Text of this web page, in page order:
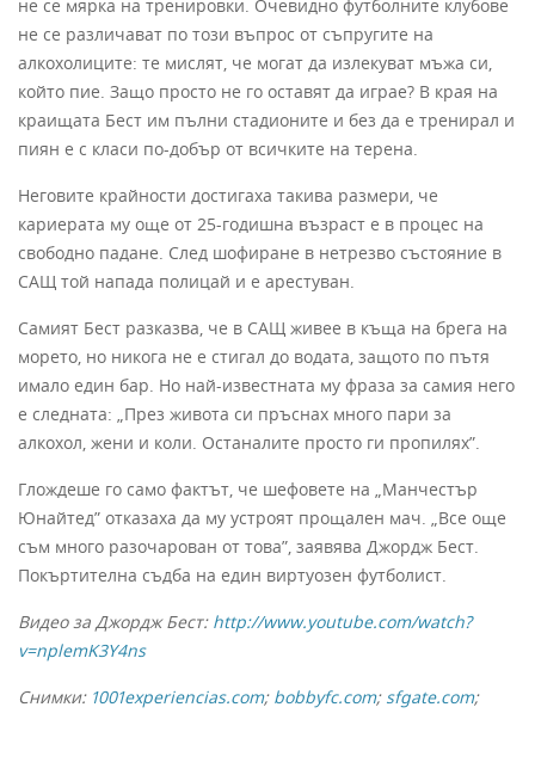
не се мярка на тренировки. Очевидно футболните клубове
не се различават по този въпрос от съпругите на
алкохолиците: те мислят, че могат да излекуват мъжа си,
който пие. Защо просто не го оставят да играе? В края на
краищата Бест им пълни стадионите и без да е тренирал и
пиян е с класи по-добър от всичките на терена.
Неговите крайности достигаха такива размери, че
кариерата му още от 25-годишна възраст е в процес на
свободно падане. След шофиране в нетрезво състояние в
САЩ той напада полицай и е арестуван.
Самият Бест разказва, че в САЩ живее в къща на брега на
морето, но никога не е стигал до водата, защото по пътя
имало един бар. Но най-известната му фраза за самия него
е следната: „През живота си пръснах много пари за
алкохол, жени и коли. Останалите просто ги пропилях”.
Глождеше го само фактът, че шефовете на „Манчестър
Юнайтед” отказаха да му устроят прощален мач. „Все още
съм много разочарован от това”, заявява Джордж Бест.
Покъртителна съдба на един виртуозен футболист.
Видео за Джордж Бест: http://www.youtube.com/watch?
v=nplemK3Y4ns
Снимки: 1001experiencias.com; bobbyfc.com; sfgate.com;